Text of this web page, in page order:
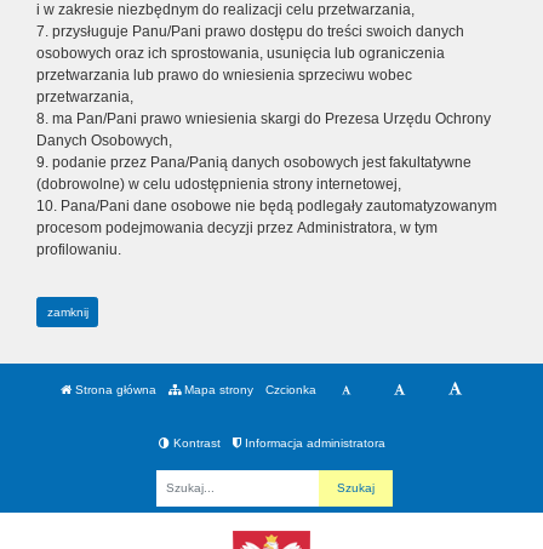
i w zakresie niezbędnym do realizacji celu przetwarzania,
7. przysługuje Panu/Pani prawo dostępu do treści swoich danych
osobowych oraz ich sprostowania, usunięcia lub ograniczenia
przetwarzania lub prawo do wniesienia sprzeciwu wobec
przetwarzania,
8. ma Pan/Pani prawo wniesienia skargi do Prezesa Urzędu Ochrony
Danych Osobowych,
9. podanie przez Pana/Panią danych osobowych jest fakultatywne
(dobrowolne) w celu udostępnienia strony internetowej,
10. Pana/Pani dane osobowe nie będą podlegały zautomatyzowanym
procesom podejmowania decyzji przez Administratora, w tym
profilowaniu.
zamknij
Strona główna Mapa strony Czcionka
Kontrast Informacja administratora